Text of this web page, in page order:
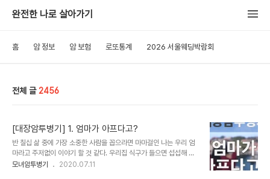
완전한 나로 살아가기
홈 암 정보 암 보험 로또통계 2026 서울웨딩박람회
전체 글 2456
[대장암투병기] 1. 엄마가 아프다고?
반 칠십 삶 중에 가장 소중한 사람을 꼽으라면 마마걸인 나는 우리 엄
마라고 주저없이 이야기 할 것 같다. 우리집 식구가 들으면 섭섭해 하
겠지만, 내가 엄마라고 대답할 거라는 걸 그도 알고 있으리라 생각한
모녀암투병기 2020.07.11